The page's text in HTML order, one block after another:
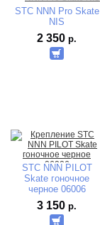
STC NNN Pro Skate
NIS
2 350 р.
STC NNN PILOT
Skate гоночное
черное 06006
3 150 р.